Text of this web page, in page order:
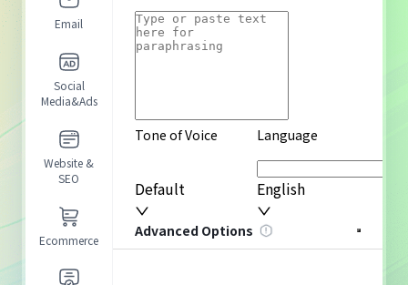
Email
Social
Media&Ads
Website &
SEO
Ecommerce
Tone of Voice
Default
Language
English
Advanced Options